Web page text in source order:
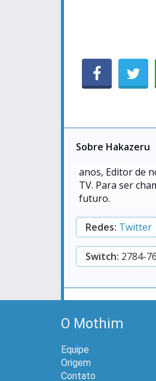
Sobre Hakazeru
anos, Editor de
TV. Para ser
futuro.
Redes: Twitter
Switch: 2784-
O Mothim
Equipe
Origem
Contato